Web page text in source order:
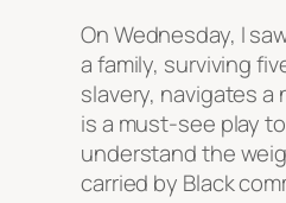
On Wednesday, I
a family, surviving
slavery, navigates a
is a must-see play
understand the
carried by Black